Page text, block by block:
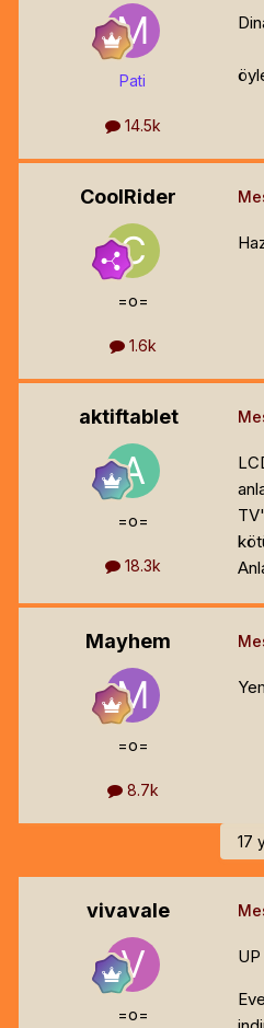
Pati
14.5k
CoolRider
=o=
1.6k
aktiftablet
=o=
18.3k
Mayhem
=o=
8.7k
17
vivavale
=o=
UP